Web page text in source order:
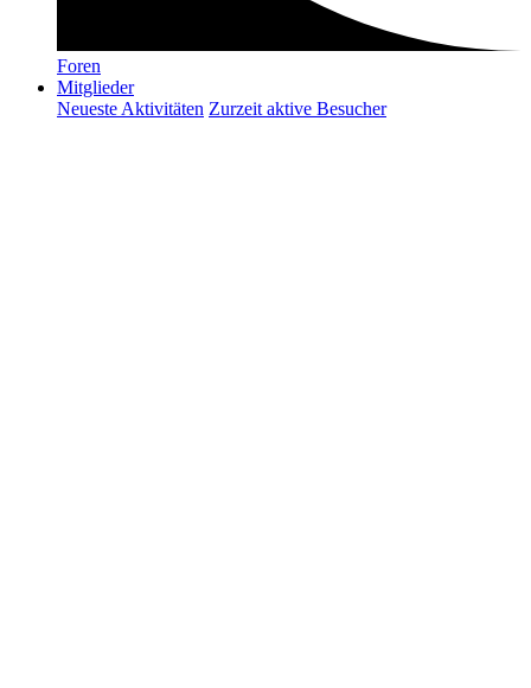
Foren
Mitglieder
Neueste Aktivitäten Zurzeit aktive Besucher